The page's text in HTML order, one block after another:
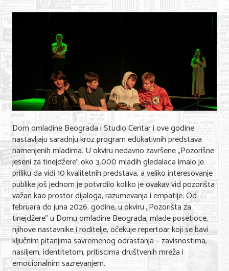
Dom omladine Beograda i Studio Centar i ove godine
nastavljaju saradnju kroz program edukativnih predstava
namenjenih mladima. U okviru nedavno završene „Pozorišne
jeseni za tinejdžere" oko 3.000 mladih gledalaca imalo je
priliku da vidi 10 kvalitetnih predstava, a veliko interesovanje
publike još jednom je potvrdilo koliko je ovakav vid pozorišta
važan kao prostor dijaloga, razumevanja i empatije. Od
februara do juna 2026. godine, u okviru „Pozorišta za
tinejdžere" u Domu omladine Beograda, mlade posetioce,
njihove nastavnike i roditelje, očekuje repertoar koji se bavi
ključnim pitanjima savremenog odrastanja – zavisnostima,
nasiljem, identitetom, pritiscima društvenih mreža i
emocionalnim sazrevanjem.